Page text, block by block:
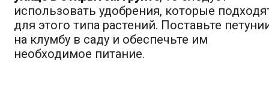
использовать удобрения, которые
для этого типа растений. Поставьте
на клумбу в саду и обеспечьте им
необходимое питание.